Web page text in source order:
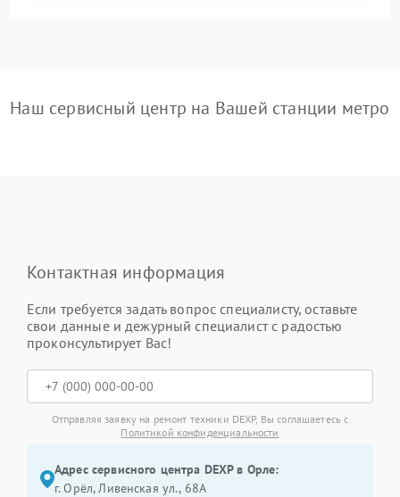
Наш сервисный центр на Вашей станции метро
Контактная информация
Если требуется задать вопрос специалисту, оставьте
свои данные и дежурный специалист с радостью
проконсультирует Вас!
Отправляя заявку на ремонт техники DEXP, Вы соглашаетесь с
Политикой конфиденциальности
Адрес сервисного центра DEXP в Орле:
г. Орёл, Ливенская ул., 68А